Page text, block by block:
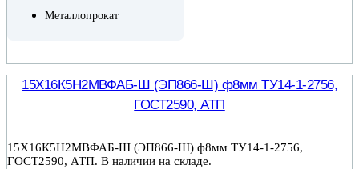
Металлопрокат
15Х16К5Н2МВФАБ-Ш (ЭП866-Ш) ф8мм ТУ14-1-2756,
ГОСТ2590, АТП
15Х16К5Н2МВФАБ-Ш (ЭП866-Ш) ф8мм ТУ14-1-2756,
ГОСТ2590, АТП. В наличии на складе.